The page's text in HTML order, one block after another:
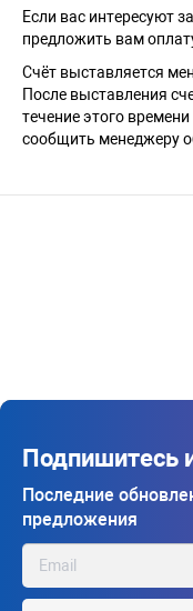
Если вас интересуют
предложить вам
Счёт выставляется
После выставления
течение этого
сообщить менеджеру
Подпишитесь
Последние
предложения